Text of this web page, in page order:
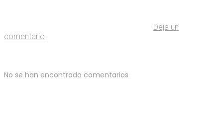
Deja un
comentario
No se han encontrado comentarios